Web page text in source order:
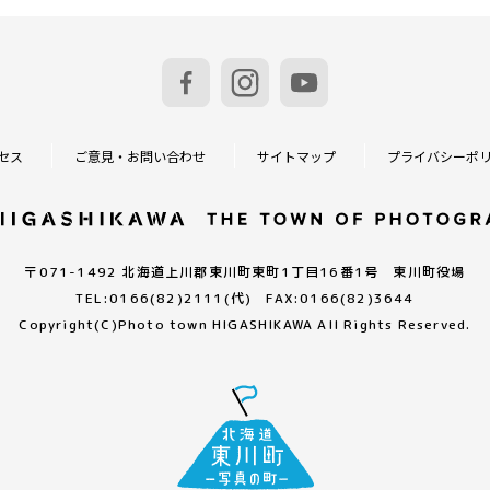
ス ご意見・お問い合わせ サイトマップ プライバシーポ
〒071-1492 北海道上川郡東川町東町1丁目16番1号 東川町役場
TEL:0166(82)2111(代) FAX:0166(82)3644
Copyright(C)Photo town HIGASHIKAWA All Rights Reserved.